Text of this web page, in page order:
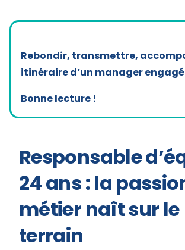
Rebondir, transmettre,
itinéraire d’un manager engagé
Bonne lecture !
Responsable
24 ans : la
métier naît sur le
terrain